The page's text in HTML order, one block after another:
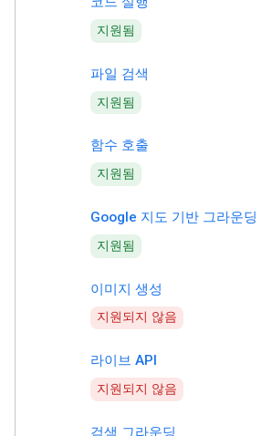
지원됨
파일 검색
지원됨
함수 호출
지원됨
Google 지도 기반 그라운딩
지원됨
이미지 생성
지원되지 않음
라이브 API
지원되지 않음
검색 그라운딩